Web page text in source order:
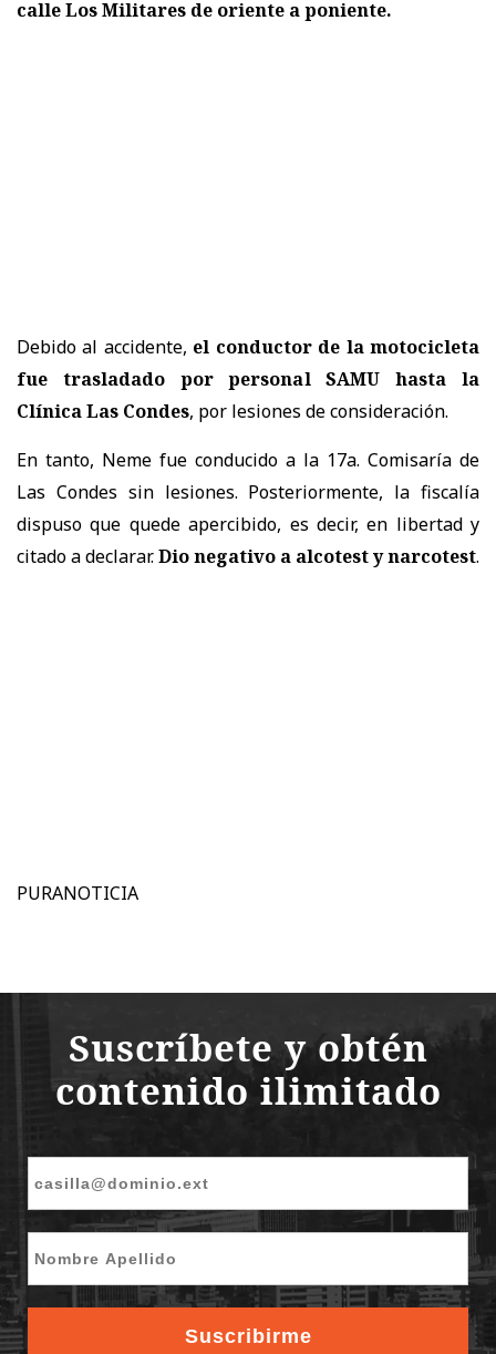
calle Los Militares de oriente a poniente.
Debido al accidente, el conductor de la motocicleta
fue trasladado por personal SAMU hasta la
Clínica Las Condes, por lesiones de consideración.
En tanto, Neme fue conducido a la 17a. Comisaría de
Las Condes sin lesiones. Posteriormente, la fiscalía
dispuso que quede apercibido, es decir, en libertad y
citado a declarar.Dio negativo a alcotest y narcotest.
PURANOTICIA